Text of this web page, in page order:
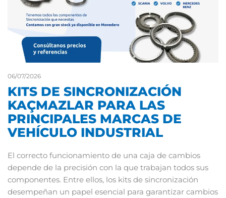
06/07/2026
KITS DE SINCRONIZACIÓN
KAÇMAZLAR PARA LAS
PRINCIPALES MARCAS DE
VEHÍCULO INDUSTRIAL
El correcto funcionamiento de una caja de cambios
depende de la precisión con la que trabajan todos sus
componentes. Entre ellos, los kits de sincronización
desempeñan un papel esencial para garantizar cambios